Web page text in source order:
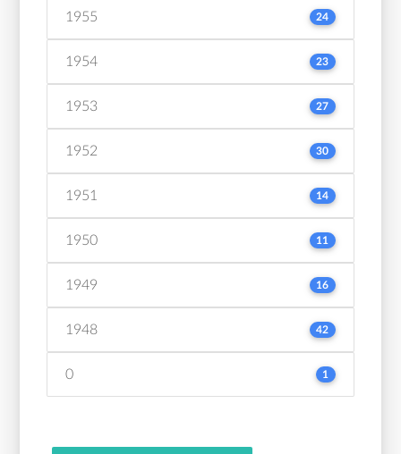
1955 24
1954 23
1953 27
1952 30
1951 14
1950 11
1949 16
1948 42
0 1